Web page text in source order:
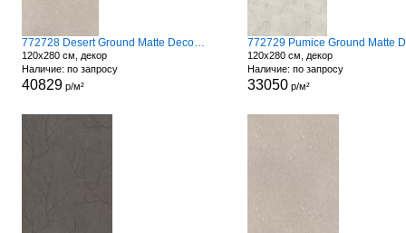
772728 Desert Ground Matte Decoro Fronds
120x280 см, декор
Наличие: по запросу
40829р/м²
120x280 см, декор
Наличие: по запросу
33050р/м²